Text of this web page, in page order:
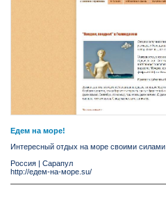
Едем на море!
Интересный отдых на море своими силами
Россия | Сарапул
http://едем-на-море.su/